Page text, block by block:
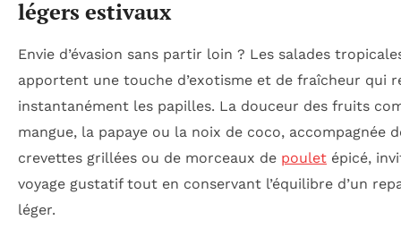
légers estivaux
Envie d’évasion sans partir loin ? Les salades
apportent une touche d’exotisme et de fraîcheur qui
instantanément les papilles. La douceur des fruits
mangue, la papaye ou la noix de coco, accompagnée
crevettes grillées ou de morceaux de poulet épicé,
voyage gustatif tout en conservant l’équilibre d’un
léger.